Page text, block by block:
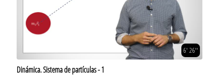
6' 26''
Dinámica. Sistema de partículas - 1